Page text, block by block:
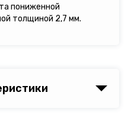
пониженной
толщиной 2,7 мм.